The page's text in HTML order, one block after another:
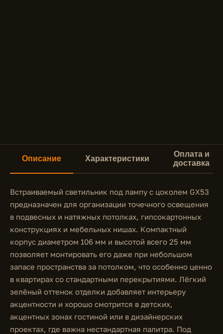
Описание Характеристики
Оплата и
доставка
Встраиваемый светильник под лампу с цоколем GX53
предназначен для организации точечного освещения
в подвесных и натяжных потолках, гипсокартонных
конструкциях и мебельных нишах. Компактный
корпус диаметром 106 мм и высотой всего 25 мм
позволяет монтировать его даже при небольшом
запасе пространства за потолком, что особенно ценно
в квартирах со стандартными перекрытиями. Лёгкий
зелёный оттенок отделки добавляет интерьеру
акцентности и хорошо смотрится в детских,
акцентных зонах гостиной или в дизайнерских
проектах, где важна нестандартная палитра. Под